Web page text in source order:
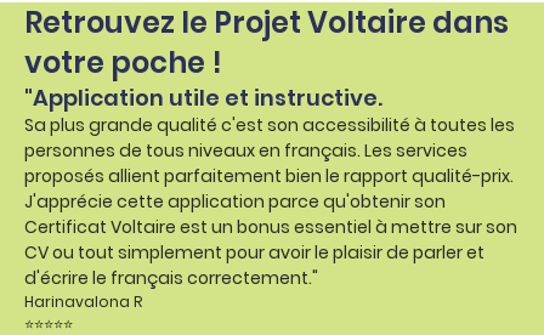
Retrouvez le Projet Voltaire dans
votre poche !
"Application utile et instructive.
Sa plus grande qualité c'est son accessibilité à toutes les
personnes de tous niveaux en français. Les services
proposés allient parfaitement bien le rapport qualité-prix.
J'apprécie cette application parce qu'obtenir son
Certificat Voltaire est un bonus essentiel à mettre sur son
CV ou tout simplement pour avoir le plaisir de parler et
d'écrire le français correctement."
Harinavalona R
⭐⭐⭐⭐⭐